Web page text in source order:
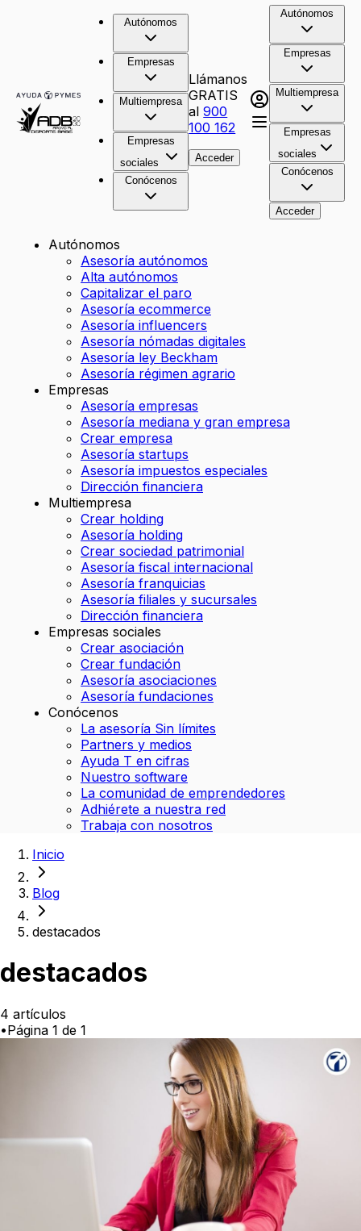
Autónomos
Empresas
Multiempresa
Empresas
sociales
Conócenos
Llámanos
GRATIS
al900
100 162
Acceder
Autónomos
Empresas
Multiempresa
Empresas
sociales
Conócenos
Acceder
Autónomos
Asesoría autónomos
Alta autónomos
Capitalizar el paro
Asesoría ecommerce
Asesoría influencers
Asesoría nómadas digitales
Asesoría ley Beckham
Asesoría régimen agrario
Empresas
Asesoría empresas
Asesoría mediana y gran empresa
Crear empresa
Asesoría startups
Asesoría impuestos especiales
Dirección financiera
Multiempresa
Crear holding
Asesoría holding
Crear sociedad patrimonial
Asesoría fiscal internacional
Asesoría franquicias
Asesoría filiales y sucursales
Dirección financiera
Empresas sociales
Crear asociación
Crear fundación
Asesoría asociaciones
Asesoría fundaciones
Conócenos
La asesoría Sin límites
Partners y medios
Ayuda T en cifras
Nuestro software
La comunidad de emprendedores
Adhiérete a nuestra red
Trabaja con nosotros
Inicio
Blog
destacados
destacados
4 artículos
•Página 1 de 1